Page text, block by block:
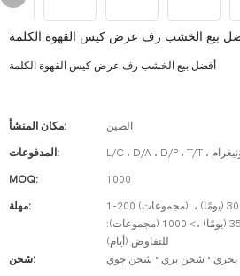
بيع الخشب رف عرض كيس القهوة الكلمة
أفضل بيع الخشب رف عرض كيس القهوة الكلمة
مكان المنشأ: الصين
المدفوعات:
MOQ: 1000
مهلة:
1-200 (مجموعات): 25 (يومًا) ، 201-500 (مجموعات): 30 (يومًا) ،
501-1000 (مجموعات): 35 (يومًا) ،> 1000 (مجموعات):
للتفاوض (أيام)
شحن:
بحري · شحن بري · شحن جوي